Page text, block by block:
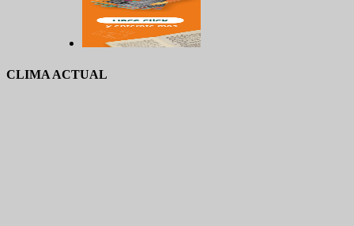
CLIMA ACTUAL